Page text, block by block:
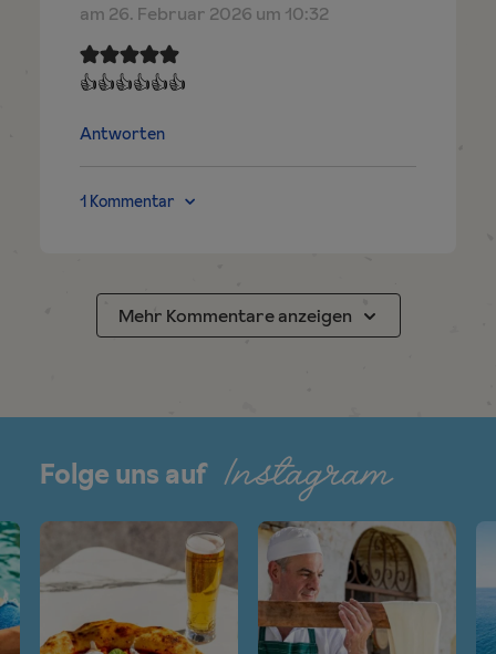
am 26. Februar 2026 um 10:32
👍👍👍👍👍👍
Antworten
1 Kommentar
Mehr Kommentare anzeigen
Folge uns auf Instagram